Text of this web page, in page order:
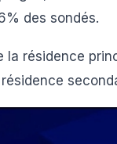
des sondés.
la résidence
résidence